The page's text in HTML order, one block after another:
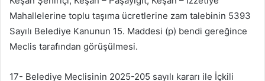
Mahallelerine toplu taşıma ücretlerine zam talebinin 5393
Sayılı Belediye Kanunun 15. Maddesi (p) bendi gereğince
Meclis tarafından görüşülmesi.
17- Belediye Meclisinin 2025-205 sayılı kararı ile İçkili